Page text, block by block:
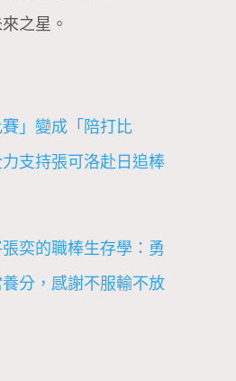
之星。
」變成「陪打比
支持張可洛赴日追棒
奕的職棒生存學：勇
分，感謝不服輸不放